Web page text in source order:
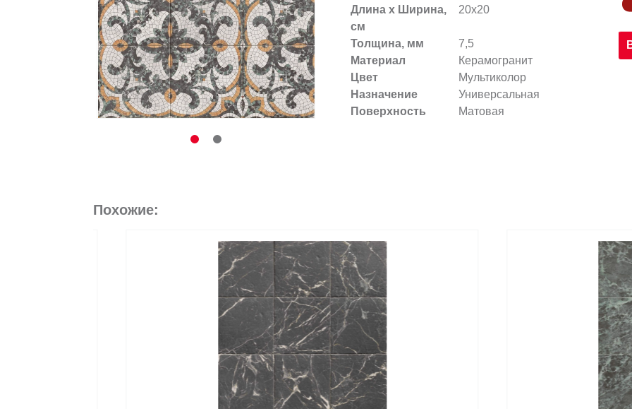
Длина х Ширина,
см
20x20
Толщина, мм
7,5
Материал
Керамогранит
Цвет
Мультиколор
Назначение
Универсальная
Поверхность
Матовая
Похожие: